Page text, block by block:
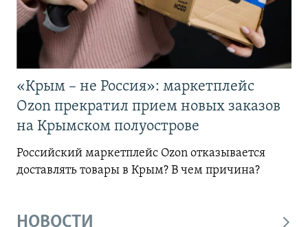
«Крым – не Россия»: маркетплейс
Ozon прекратил прием новых заказов
на Крымском полуострове
Российский маркетплейс Ozon отказывается
доставлять товары в Крым? В чем причина?
НОВОСТИ